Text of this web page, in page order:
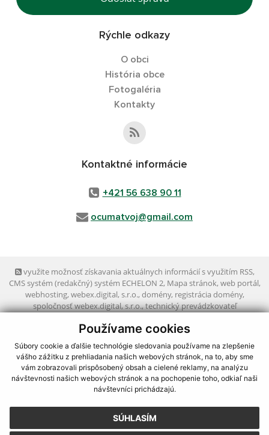
Používame cookies
Súbory cookie a ďalšie technológie sledovania používame na zlepšenie
vášho zážitku z prehliadania našich webových stránok, na to, aby sme
vám zobrazovali prispôsobený obsah a cielené reklamy, na analýzu
návštevnosti našich webových stránok a na pochopenie toho, odkiaľ naši
návštevníci prichádzajú.
SÚHLASÍM
Rýchle odkazy
O obci
História obce
Fotogaléria
Kontakty
Kontaktné informácie
+421 56 638 90 11
ocumatvoj@gmail.com
využite možnosť získavania aktuálnych informácií s využitím RSS,
CMS systém (redakčný) systém ECHELON 2, Mapa stránok, web portál,
webhosting, webex.digital, s.r.o., domény, registrácia domény,
spoločnosť webex.digital, s.r.o.,technický prevádzkovateľ
Posledná aktualizácia:05.08.2026
Vytlačiť stránku |Vyhlásenie o prístupnosti
Autorské práva| Cookies